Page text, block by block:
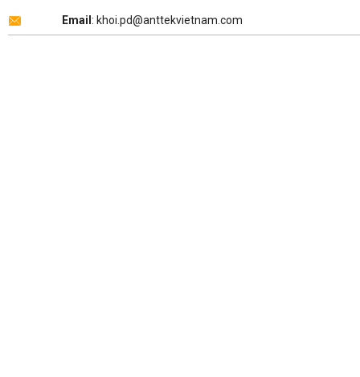
Email : khoi.pd@anttekvietnam.com